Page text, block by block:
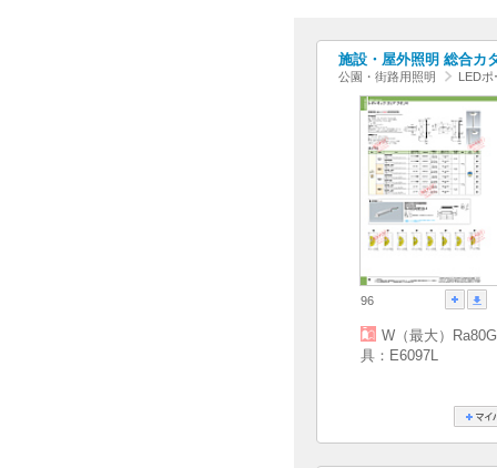
施設・屋外照明 総合カ
公園・街路用照明 LED
96
W（最大）Ra80G
具：E6097L